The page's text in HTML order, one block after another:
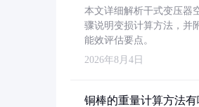
本文详细解析干式变压器
骤说明变损计算方法，并
能效评估要点。
2026年8月4日
铜棒的重量计算方法